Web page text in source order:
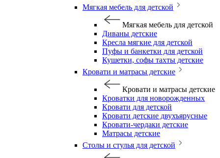
Мягкая мебель для детской
Мягкая мебель для детской
Диваны детские
Кресла мягкие для детской
Пуфы и банкетки для детской
Кушетки, софы тахты детские
Кровати и матрасы детские
Кровати и матрасы детские
Кроватки для новорожденных
Кровати для детской
Кровати детские двухъярусные
Кровати-чердаки детские
Матрасы детские
Столы и стулья для детской